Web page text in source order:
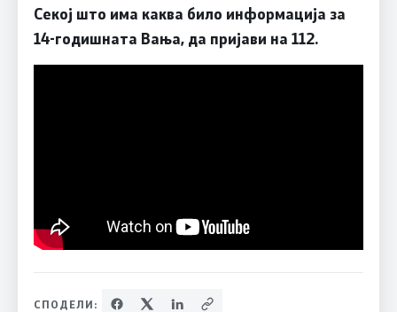
Секој што има каква било информација за
14-годишната Вања, да пријави на 112.
СПОДЕЛИ: